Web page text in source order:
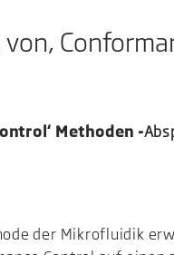
Methoden -
der Mikrofluidik